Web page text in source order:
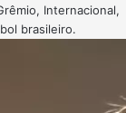
Internacional,
brasileiro.